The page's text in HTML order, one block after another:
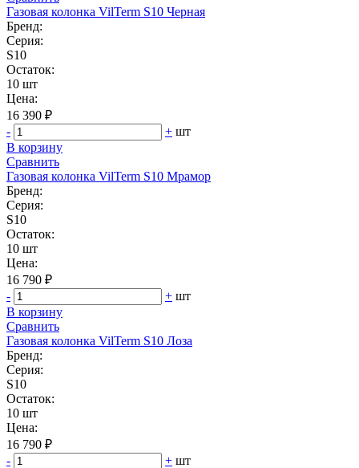
Газовая колонка VilTerm S10 Черная
Бренд:
Серия:
S10
Остаток:
10 шт
Цена:
16 390 ₽
-
+ шт
В корзину
Сравнить
Газовая колонка VilTerm S10 Мрамор
Бренд:
Серия:
S10
Остаток:
10 шт
Цена:
16 790 ₽
-
+ шт
В корзину
Сравнить
Газовая колонка VilTerm S10 Лоза
Бренд:
Серия:
S10
Остаток:
10 шт
Цена:
16 790 ₽
-
+ шт